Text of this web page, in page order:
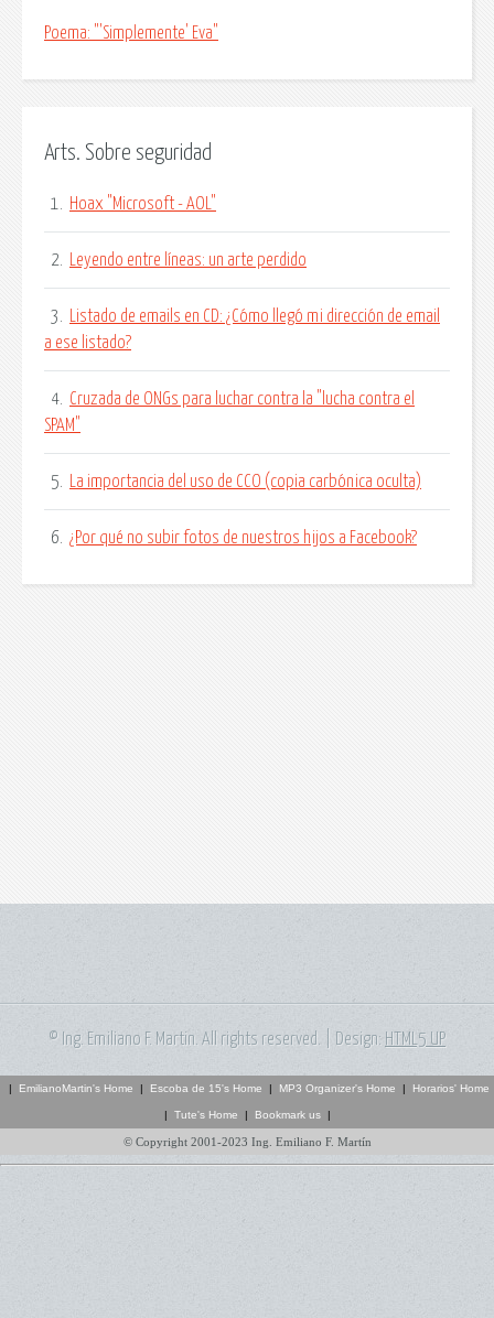
Poema: "'Simplemente' Eva"
Arts. Sobre seguridad
1. Hoax "Microsoft - AOL"
2. Leyendo entre líneas: un arte perdido
3.
Listado de emails en CD: ¿Cómo llegó mi dirección de email
a ese listado?
4. Cruzada de ONGs para luchar contra la "lucha contra el
SPAM"
5. La importancia del uso de CCO (copia carbónica oculta)
6. ¿Por qué no subir fotos de nuestros hijos a Facebook?
© Ing. Emiliano F. Martin. All rights reserved. | Design: HTML5 UP
| EmilianoMartin's Home | Escoba de 15's Home | MP3 Organizer's Home | Horarios' Home
| Tute's Home | Bookmark us |
© Copyright 2001-2023 Ing. Emiliano F. Martín